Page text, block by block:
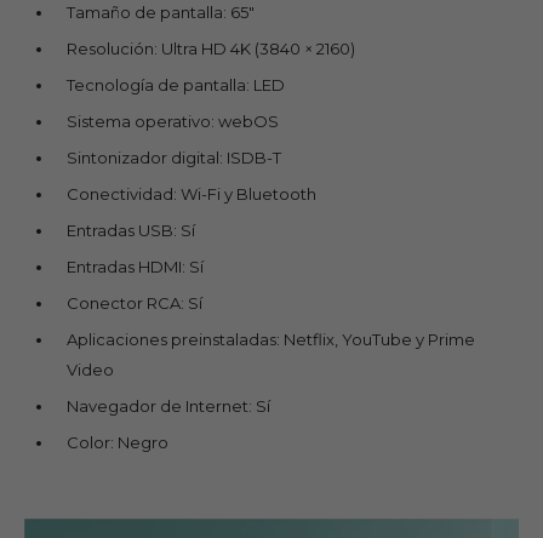
Tamaño de pantalla: 65"
Resolución: Ultra HD 4K (3840 × 2160)
Tecnología de pantalla: LED
Sistema operativo: webOS
Sintonizador digital: ISDB-T
Conectividad: Wi-Fi y Bluetooth
Entradas USB: Sí
Entradas HDMI: Sí
Conector RCA: Sí
Aplicaciones preinstaladas: Netflix, YouTube y Prime
Video
Navegador de Internet: Sí
Color: Negro